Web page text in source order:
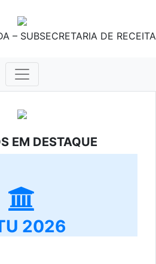
– SUBSECRETARIA DE RECEITA
EM DESTAQUE
2026